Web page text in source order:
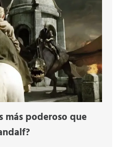
más poderoso que